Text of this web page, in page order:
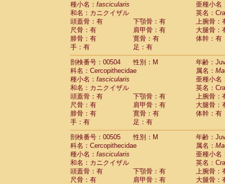
種小名： fascicularis
亜種小名
和名：カニクイザル
英名：
頭蓋骨：有
下顎骨：有
上腕骨：
尺骨：有
肩甲骨：有
大腿骨：
腓骨：有
寛骨：有
体幹：有
手：有
足：有
剖検番号：00504
性別：M
年齢：
科名：Cercopithecidae
属名：
種小名： fascicularis
亜種小名
和名：カニクイザル
英名：
頭蓋骨：有
下顎骨：有
上腕骨：
尺骨：有
肩甲骨：有
大腿骨：
腓骨：有
寛骨：有
体幹：有
手：有
足：有
剖検番号：00505
性別：M
年齢：
科名：Cercopithecidae
属名：
種小名： fascicularis
亜種小名
和名：カニクイザル
英名：
頭蓋骨：有
下顎骨：有
上腕骨：
尺骨：有
肩甲骨：有
大腿骨：